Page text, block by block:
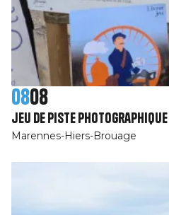
0808
jeu de piste photographique
Marennes-Hiers-Brouage